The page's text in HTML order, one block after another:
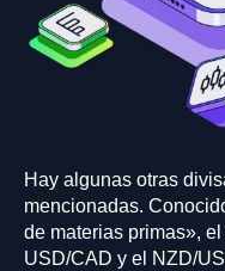
Hay algunas otras
mencionadas.
de materias primas»,
USD/CAD y el NZD/